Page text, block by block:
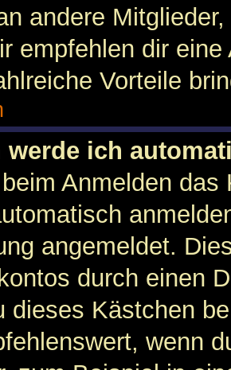
andere
empfehlen dir
Vorteile
werde ich
Anmelden
angemeldet.
durch einen
dieses Kästchen
wenn